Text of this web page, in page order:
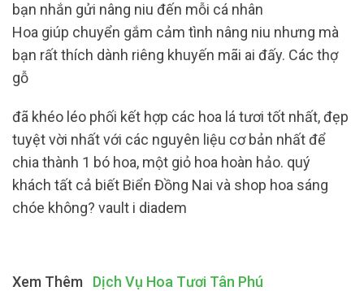
bạn nhắn gửi nâng niu đến mỗi cá nhân
Hoa giúp chuyển gắm cảm tình nâng niu nhưng mà
bạn rất thích dành riêng khuyến mãi ai đấy. Các thợ
gỗ
đã khéo léo phối kết hợp các hoa lá tươi tốt nhất, đẹp
tuyệt vời nhất với các nguyên liệu cơ bản nhất để
chia thành 1 bó hoa, một giỏ hoa hoàn hảo. quý
khách tất cả biết Biển Đồng Nai và shop hoa sáng
chóe không? vault i diadem
Xem Thêm Dịch Vụ Hoa Tươi Tân Phú